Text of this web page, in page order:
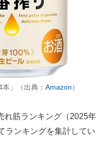
」（出典： Amazon）
れ筋ランキング（2025年
ランキングを集計してい